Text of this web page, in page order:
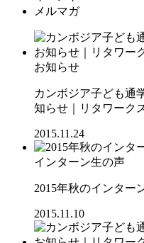
メルマガ
お知らせ
カンボジア子ども通
知らせ｜リタワーク
2015.11.24
インターン生の声
2015年秋のインター
2015.11.10